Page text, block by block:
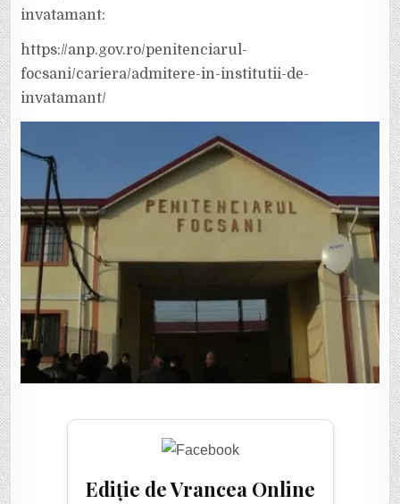
invatamant:
https://anp.gov.ro/penitenciarul-
focsani/cariera/admitere-in-institutii-de-
invatamant/
Ediție de Vrancea Online